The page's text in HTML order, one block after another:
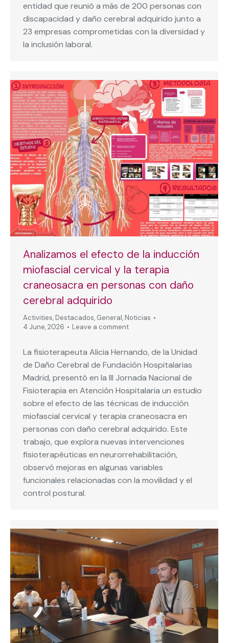
entidad que reunió a más de 200 personas con
discapacidad y daño cerebral adquirido junto a
23 empresas comprometidas con la diversidad y
la inclusión laboral.
Analizamos el efecto de la inducción
miofascial cervical y la terapia
craneosacra en personas con daño
cerebral adquirido
Activities, Destacados, General, Noticias
4 June, 2026
Leave a comment
La fisioterapeuta Alicia Hernando, de la Unidad
de Daño Cerebral de Fundación Hospitalarias
Madrid, presentó en la III Jornada Nacional de
Fisioterapia en Atención Hospitalaria un estudio
sobre el efecto de las técnicas de inducción
miofascial cervical y terapia craneosacra en
personas con daño cerebral adquirido. Este
trabajo, que explora nuevas intervenciones
fisioterapéuticas en neurorrehabilitación,
observó mejoras en algunas variables
funcionales relacionadas con la movilidad y el
control postural.